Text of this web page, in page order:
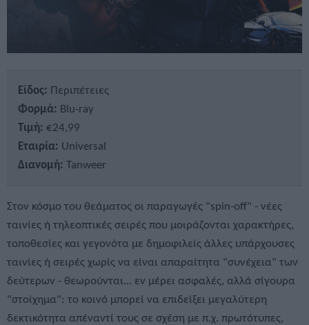
Είδος: Περιπέτειες
Φορμά: Blu-ray
Τιμή: €24,99
Εταιρία: Universal
Διανομή: Tanweer
Στον κόσμο του θεάματος οι παραγωγές "spin-off" - νέες
ταινίες ή τηλεοπτικές σειρές που μοιράζονται χαρακτήρες,
τοποθεσίες και γεγονότα με δημοφιλείς άλλες υπάρχουσες
ταινίες ή σειρές χωρίς να είναι απαραίτητα "συνέχεια" των
δεύτερων - θεωρούνται... εν μέρει ασφαλές, αλλά σίγουρα
"στοίχημα": το κοινό μπορεί να επιδείξει μεγαλύτερη
δεκτικότητα απέναντί τους σε σχέση με π.χ. πρωτότυπες,